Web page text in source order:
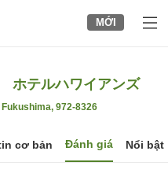
MỚI
ホテルハワイアンズ
972-8326
cơ bản Đánh giá Nổi bật